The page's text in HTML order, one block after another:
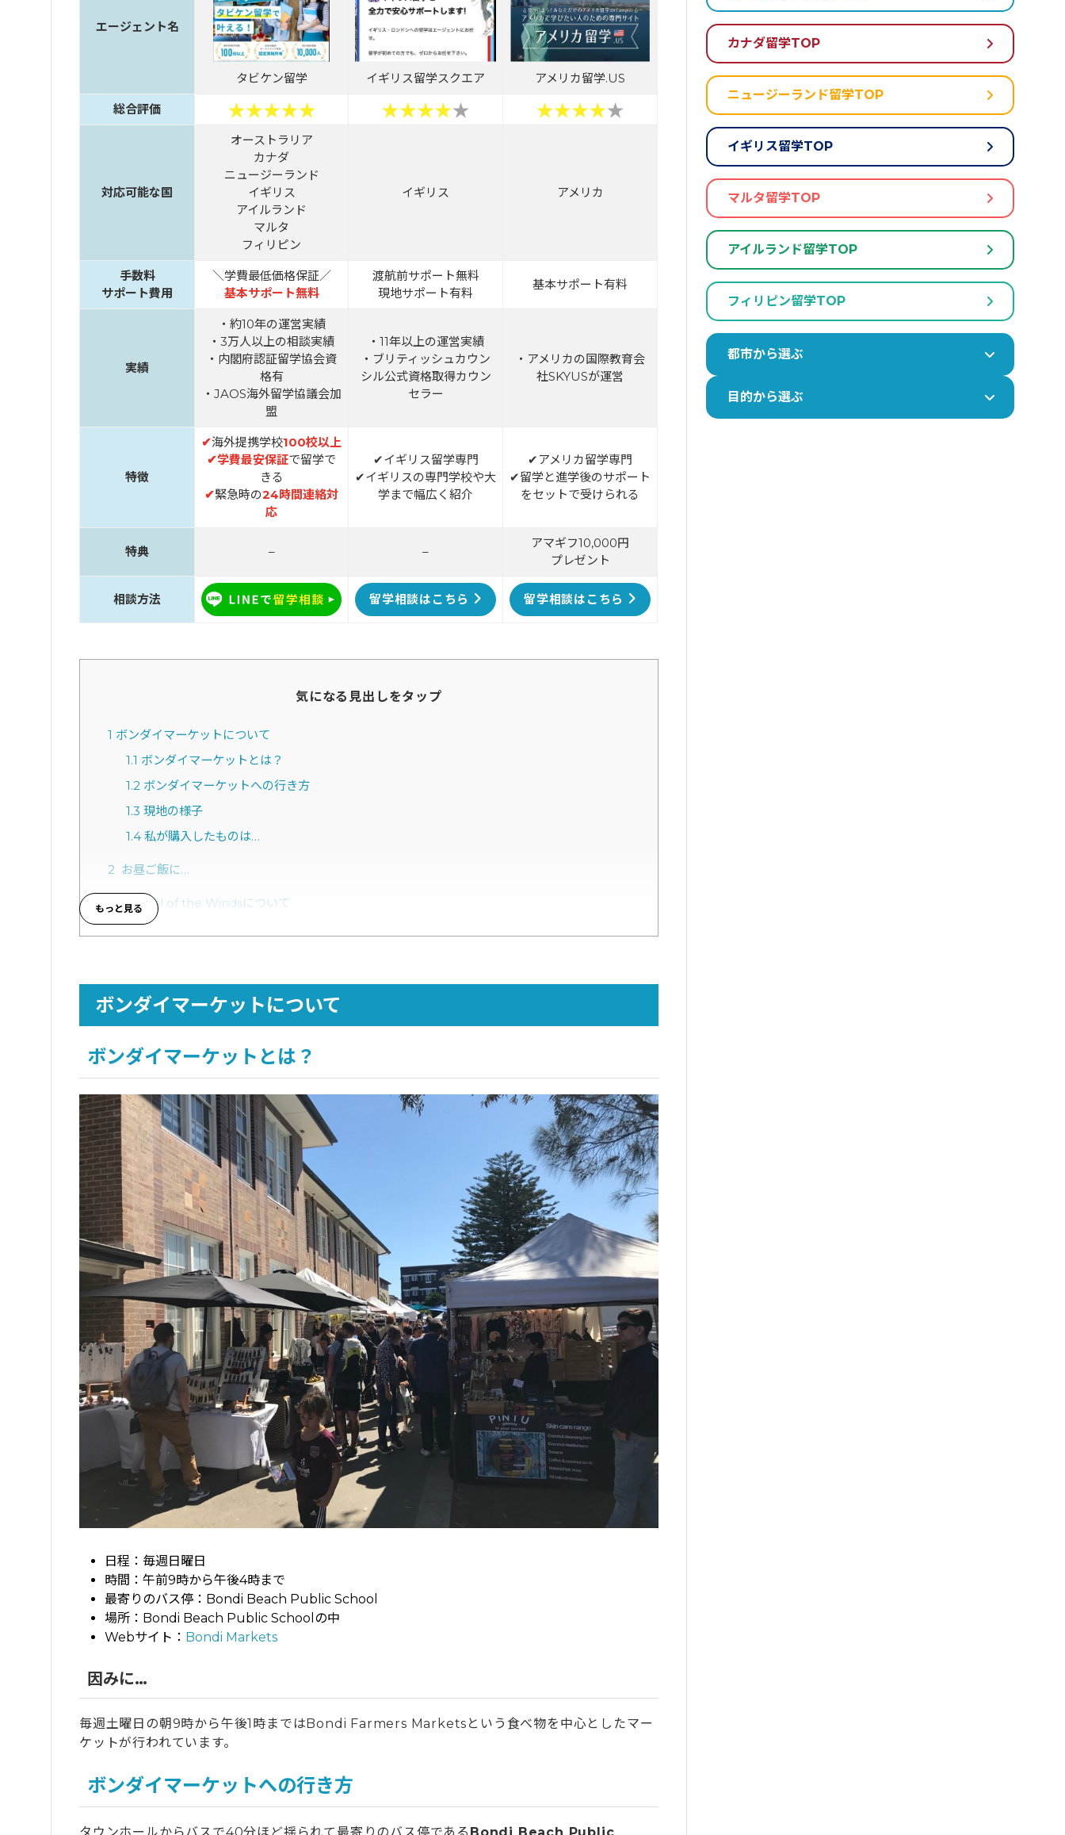
エージェント名
タビケン留学 イギリス留学スクエア アメリカ留学.US
総合評価
対応可能な国
オーストラリア
カナダ
ニュージーランド
イギリス
アイルランド
マルタ
フィリピン
イギリス アメリカ
手数料
サポート費用
＼学費最低価格保証／
基本サポート無料
渡航前サポート無料
現地サポート有料
基本サポート有料
実績
・約10年の運営実績
・3万人以上の相談実績
・内閣府認証留学協会資
格有
・JAOS海外留学協議会加
盟
・11年以上の運営実績
・ブリティッシュカウン
シル公式資格取得カウン
セラー
・アメリカの国際教育会
社SKYUSが運営
特徴
✔海外提携学校100校以上
✔学費最安保証で留学で
きる
✔緊急時の24時間連絡対
応
✔イギリス留学専門
✔イギリスの専門学校や大
学まで幅広く紹介
✔アメリカ留学専門
✔留学と進学後のサポート
をセットで受けられる
特典 – –
アマギフ10,000円
プレゼント
相談方法 留学相談はこちら 留学相談はこちら
気になる見出しをタップ
1 ボンダイマーケットについて
1.1 ボンダイマーケットとは？
1.2 ボンダイマーケットへの行き方
1.3 現地の様子
1.4私が購入したものは…
2 お昼ご飯に…
Festival of the Windsについて
4まとめ
ボンダイマーケットについて
ボンダイマーケットとは？
日程：毎週日曜日
時間：午前9時から午後4時まで
最寄りのバス停：Bondi Beach Public School
場所：Bondi Beach Public Schoolの中
Webサイト： Bondi Markets
因みに…
毎週土曜日の朝9時から午後1時まではBondi Farmers Marketsという食べ物を中心としたマー
ケットが行われています。
ボンダイマーケットへの行き方
カナダ留学TOP
ニュージーランド留学TOP
イギリス留学TOP
マルタ留学TOP
アイルランド留学TOP
フィリピン留学TOP
都市から選ぶ
目的から選ぶ